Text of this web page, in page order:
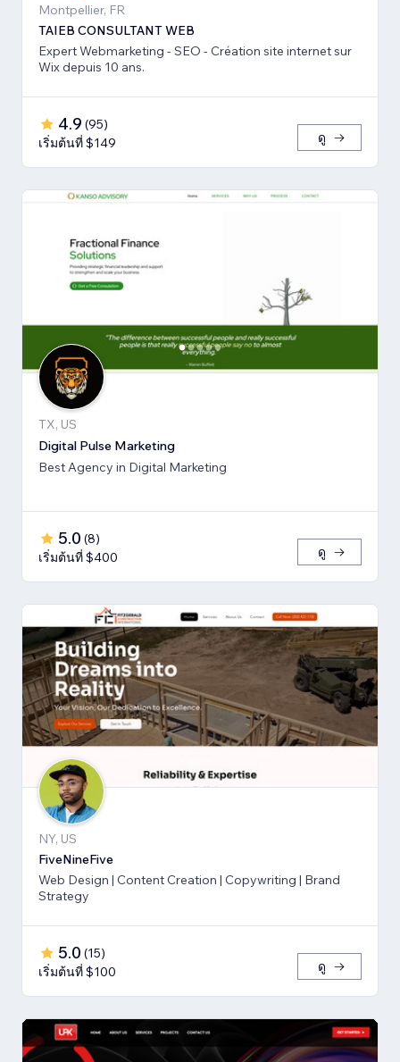
Montpellier, FR
TAIEB CONSULTANT WEB
Expert Webmarketing - SEO - Création site internet sur
Wix depuis 10 ans.
4.9 (95)
เริ่มต้นที่ $149
ดู
TX, US
Digital Pulse Marketing
Best Agency in Digital Marketing
5.0 (8)
เริ่มต้นที่ $400
ดู
NY, US
FiveNineFive
Web Design | Content Creation | Copywriting | Brand
Strategy
5.0 (15)
เริ่มต้นที่ $100
ดู